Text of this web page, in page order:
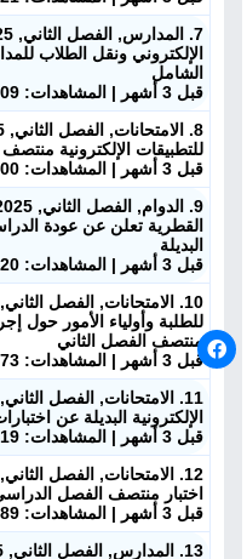
الشامل
قبل 3 أشهر | المشاهدات: 709
للتطبيقات الإلكترونية
قبل 3 أشهر | المشاهدات: 1500
القطرية تعلن عن عودة
البديلة
قبل 3 أشهر | المشاهدات: 620
للطلبة وأولياء الأمور حول
منتصف الفصل الثاني
قبل 3 أشهر | المشاهدات: 773
الإلكترونية البديلة عن
قبل 3 أشهر | المشاهدات: 1319
اختبار منتصف الفصل الدراسي
قبل 3 أشهر | المشاهدات: 989